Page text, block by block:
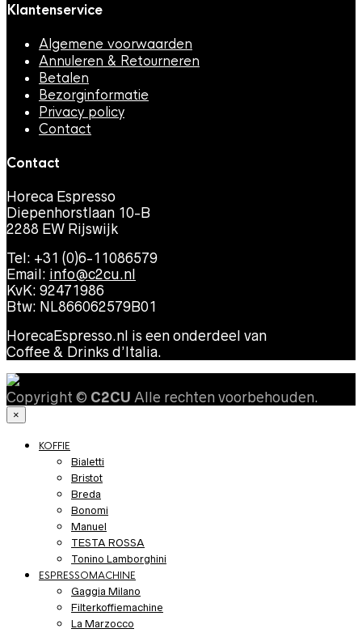
Klantenservice
Algemene voorwaarden
Annuleren & Retourneren
Betalen
Bezorginformatie
Privacy policy
Contact
Contact
Horeca Espresso
Diepenhorstlaan 10-B
2288 EW Rijswijk
Tel: +31 (0)6-11086579
Email: info@c2cu.nl
KvK: 92471986
Btw: NL866062579B01
HorecaEspresso.nl is een onderdeel van
Coffee & Drinks d’Italia.
Copyright © C2CU Alle rechten voorbehouden.
×
KOFFIE
Bialetti
Bristot
Breda
Bonomi
Manuel
TESTA ROSSA
Tonino Lamborghini
ESPRESSOMACHINE
Gaggia Milano
Filterkoffiemachine
La Marzocco